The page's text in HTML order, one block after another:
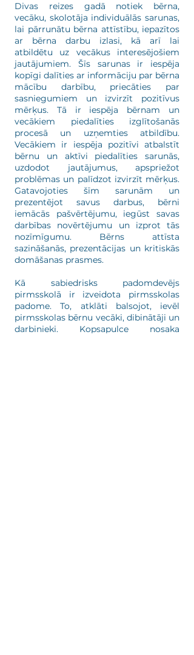
Divas reizes gadā notiek bērna,
vecāku, skolotāja individuālās sarunas,
lai pārrunātu bērna attīstību, iepazītos
ar bērna darbu izlasi, kā arī lai
atbildētu uz vecākus interesējošiem
jautājumiem. Šīs sarunas ir iespēja
kopīgi dalīties ar informāciju par bērna
mācību darbību, priecāties par
sasniegumiem un izvirzīt pozitīvus
mērķus. Tā ir iespēja bērnam un
vecākiem piedalīties izglītošanās
procesā un uzņemties atbildību.
Vecākiem ir iespēja pozitīvi atbalstīt
bērnu un aktīvi piedalīties sarunās,
uzdodot jautājumus, apspriežot
problēmas un palīdzot izvirzīt mērķus.
Gatavojoties šīm sarunām un
prezentējot savus darbus, bērni
iemācās pašvērtējumu, iegūst savas
darbības novērtējumu un izprot tās
nozīmīgumu. Bērns attīsta
sazināšanās, prezentācijas un kritiskās
domāšanas prasmes.
Kā sabiedrisks padomdevējs
pirmsskolā ir izveidota pirmsskolas
padome. To, atklāti balsojot, ievēl
pirmsskolas bērnu vecāki, dibinātāji un
darbinieki. Kopsapulce nosaka